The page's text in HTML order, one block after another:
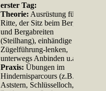
erster Tag:
Theorie: Ausrüstung für die
Ritte, der Sitz beim Bergauf-
und Bergabreiten
(Steilhang), einhändige
Zügelführung-lenken,
unterwegs Anbinden u.a.
Praxis: Übungen im
Hindernisparcours (z.B.
Aststern, Schlüsselloch,